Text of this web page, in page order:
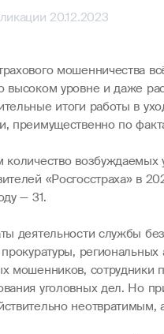
20.12.2023
мошенничества
высоком уровне и даже
итоги работы в
преимущественно по
количество
«Росгосстраха» в
— 31.
деятельности службы
прокуратуры,
мошенников, сотрудники
уголовных дел. Но
неотвратимым,